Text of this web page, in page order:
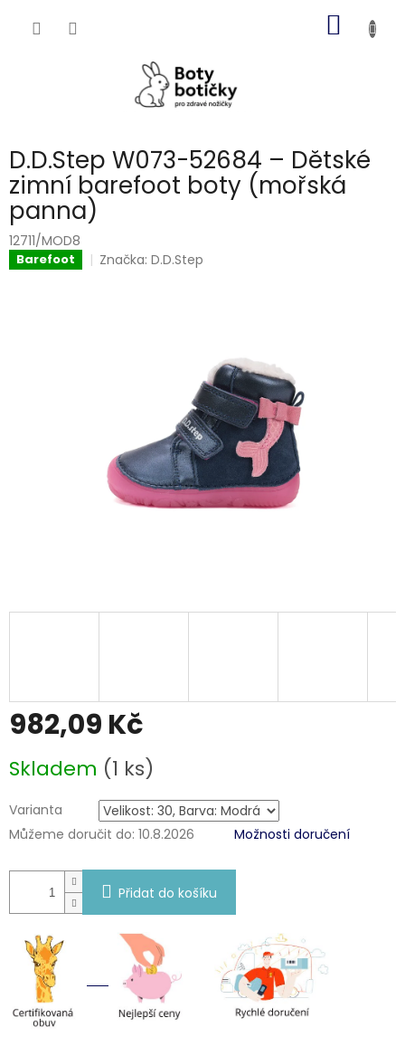
KOŠÍK
D.D.Step W073-52684 – Dětské
zimní barefoot boty (mořská
panna)
12711/MOD8
Barefoot Značka:D.D.Step
982,09 Kč
cena:
Skladem (1 ks)
Varianta
Můžeme doručit do: 10.8.2026 Možnosti doručení
Přidat do košíku